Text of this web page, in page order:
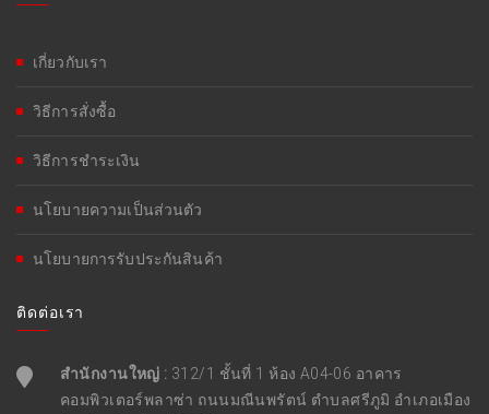
เกี่ยวกับเรา
วิธีการสั่งซื้อ
วิธีการชำระเงิน
นโยบายความเป็นส่วนตัว
นโยบายการรับประกันสินค้า
ติดต่อเรา
สำนักงานใหญ่ : 312/1 ชั้นที่ 1 ห้อง A04-06 อาคาร
คอมพิวเตอร์พลาซ่า ถนนมณีนพรัตน์ ตำบลศรีภูมิ อำเภอเมือง